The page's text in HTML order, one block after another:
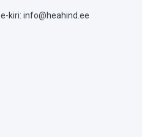
kiri: info@heahind.ee